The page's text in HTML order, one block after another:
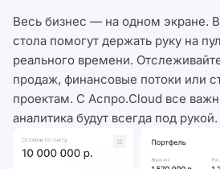
Весь бизнес — на одном экране.
стола помогут держать руку на
реального времени.
продаж, финансовые потоки или
проектам. С Аспро.Cloud все
аналитика будут всегда под рукой.